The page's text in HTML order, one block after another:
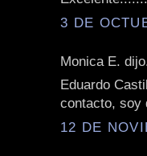
3 DE
Monica E.
Eduardo
contacto, soy
12 DE